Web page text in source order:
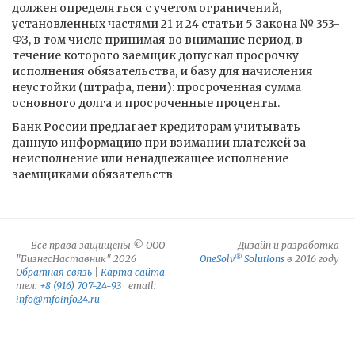
должен определяться с учетом ограничений,
установленных частями 21 и 24 статьи 5 Закона № 353-
ФЗ, в том числе принимая во внимание период, в
течение которого заемщик допускал просрочку
исполнения обязательства, и базу для начисления
неустойки (штрафа, пени): просроченная сумма
основного долга и просроченные проценты.
Банк России предлагает кредиторам учитывать
данную информацию при взимании платежей за
неисполнение или ненадлежащее исполнение
заемщиками обязательств
Все права защищены © ООО
"БизнесНаставник" 2026
Обратная связь
Карта сайта
тел: +8 (916) 707-24-93 email:
info@mfoinfo24.ru
Дизайн и разработка
OneSolv® Solutions в 2016 году